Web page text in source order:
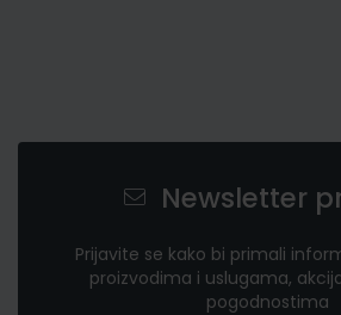
Newsletter
Prijavite se kako bi primali
proizvodima i uslugama,
pogodnostima